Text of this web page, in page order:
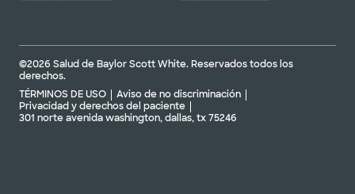
©2026 Salud de Baylor Scott White. Reservados todos los
derechos.
TÉRMINOS DE USO
Aviso de no discriminación
Privacidad y derechos del paciente
301 norte avenida washington, dallas, tx 75246